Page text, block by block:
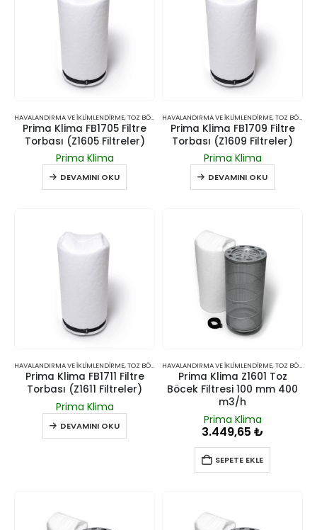
HAVALANDIRMA VE İKLIMLENDIRME,TOZ BÖCEK ÖNLEYICI GIRIŞ FILTRELERI
Prima Klima FB1705 Filtre
Torbası (Z1605 Filtreler)
Prima Klima
DEVAMINI OKU
HAVALANDIRMA VE İKLIMLENDIRME,TOZ BÖCEK ÖNLEYICI GIRIŞ FILTRELERI
Prima Klima FB1709 Filtre
Torbası (Z1609 Filtreler)
Prima Klima
DEVAMINI OKU
HAVALANDIRMA VE İKLIMLENDIRME,TOZ BÖCEK ÖNLEYICI GIRIŞ FILTRELERI
Prima Klima FB1711 Filtre
Torbası (Z1611 Filtreler)
Prima Klima
DEVAMINI OKU
HAVALANDIRMA VE İKLIMLENDIRME,TOZ BÖCEK ÖNLEYICI GIRIŞ FILTRELERI
Prima Klima Z1601 Toz
Böcek Filtresi 100 mm 400
m3/h
Prima Klima
3.449,65 ₺
SEPETE EKLE